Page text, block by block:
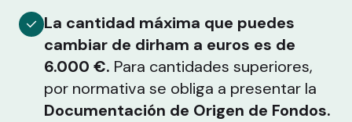
La cantidad máxima que puedes
cambiar de dirham a euros es de
6.000 €. Para cantidades superiores,
por normativa se obliga a presentar la
Documentación de Origen de Fondos.